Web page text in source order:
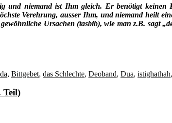
und niemand ist Ihm gleich. Er benötigt
Verehrung, ausser Ihm, und niemand heilt
Ursachen (tasbib), wie man z.B. sagt
, Bittgebet, das Schlechte, Deoband, Dua, istighathah,
Teil)